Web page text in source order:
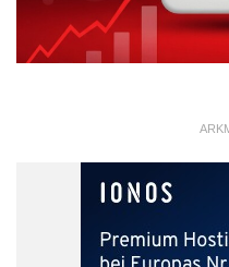
Quellenangabe: „obs/
Deutschland und leitete
1996 trat Dr. Wolff als